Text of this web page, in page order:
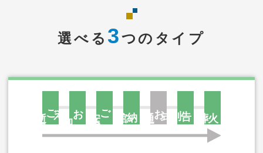
選べる 3つのタイプ
ご
逝
去 お
え ご
安
置 納棺 お
通
夜 告別式 火葬